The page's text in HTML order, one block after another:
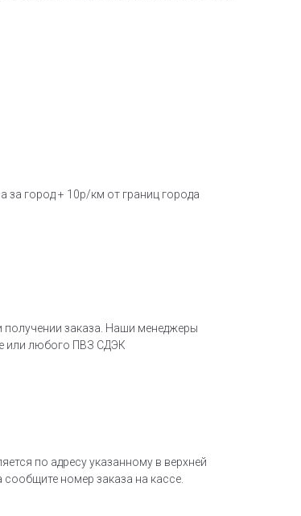
за город + 10р/км от границ города
получении заказа. Наши менеджеры
или любого ПВЗ СДЭК
по адресу указанному в верхней
номер заказа на кассе.